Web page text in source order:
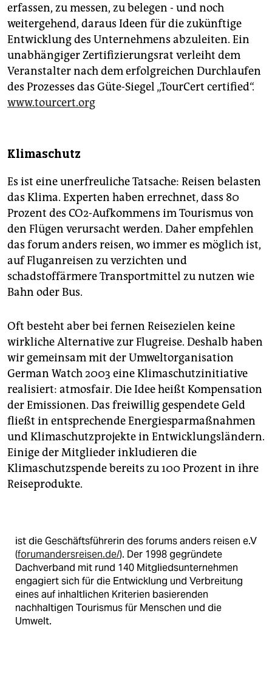
erfassen, zu messen, zu belegen - und noch
weitergehend, daraus Ideen für die zukünftige
Entwicklung des Unternehmens abzuleiten. Ein
unabhängiger Zertifizierungsrat verleiht dem
Veranstalter nach dem erfolgreichen Durchlaufen
des Prozesses das Güte-Siegel „TourCert certified“.
www.tourcert.org
Klimaschutz
Es ist eine unerfreuliche Tatsache: Reisen belasten
das Klima. Experten haben errechnet, dass 80
Prozent des CO2-Aufkommens im Tourismus von
den Flügen verursacht werden. Daher empfehlen
das forum anders reisen, wo immer es möglich ist,
auf Fluganreisen zu verzichten und
schadstoffärmere Transportmittel zu nutzen wie
Bahn oder Bus.
Oft besteht aber bei fernen Reisezielen keine
wirkliche Alternative zur Flugreise. Deshalb haben
wir gemeinsam mit der Umweltorganisation
German Watch 2003 eine Klimaschutzinitiative
realisiert: atmosfair. Die Idee heißt Kompensation
der Emissionen. Das freiwillig gespendete Geld
fließt in entsprechende Energiesparmaßnahmen
und Klimaschutzprojekte in Entwicklungsländern.
Einige der Mitglieder inkludieren die
Klimaschutzspende bereits zu 100 Prozent in ihre
Reiseprodukte.
ist die Geschäftsführerin des forums anders reisen e.V
(forumandersreisen.de/). Der 1998 gegründete
Dachverband mit rund 140 Mitgliedsunternehmen
engagiert sich für die Entwicklung und Verbreitung
eines auf inhaltlichen Kriterien basierenden
nachhaltigen Tourismus für Menschen und die
Umwelt.